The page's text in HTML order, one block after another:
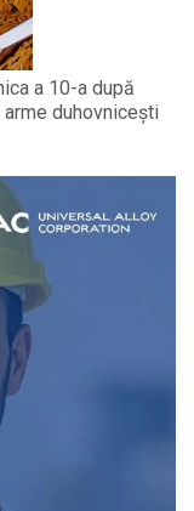
a 10-a după
duhovnicești